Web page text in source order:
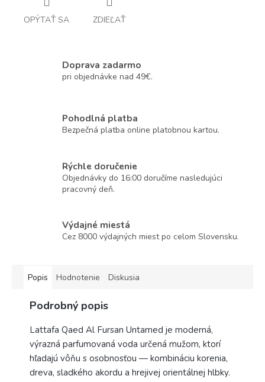
OPÝTAŤ SA ZDIEĽAŤ
Doprava zadarmo
pri objednávke nad 49€.
Pohodlná platba
Bezpečná platba online platobnou kartou.
Rýchle doručenie
Objednávky do 16:00 doručíme nasledujúci
pracovný deň.
Výdajné miestá
Cez 8000 výdajných miest po celom Slovensku.
Popis Hodnotenie Diskusia
Podrobný popis
Lattafa Qaed Al Fursan Untamed je moderná,
výrazná parfumovaná voda určená mužom, ktorí
hľadajú vôňu s osobnosťou — kombináciu korenia,
dreva, sladkého akordu a hrejivej orientálnej hlbky.